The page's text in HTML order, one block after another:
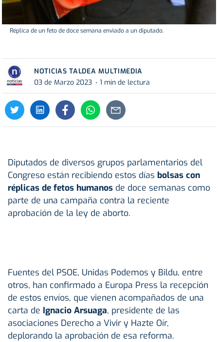
Réplica de un feto de doce semana enviado a un diputado.
NOTICIAS TALDEA MULTIMEDIA
03 de Marzo 2023
1 min de lectura
Diputados de diversos grupos parlamentarios del
Congreso están recibiendo estos días bolsas con
réplicas de fetos humanos de doce semanas como
parte de una campaña contra la reciente
aprobación de la ley de aborto.
Fuentes del PSOE, Unidas Podemos y Bildu, entre
otros, han confirmado a Europa Press la recepción
de estos envíos, que vienen acompañados de una
carta de Ignacio Arsuaga, presidente de las
asociaciones Derecho a Vivir y Hazte Oír,
deplorando la aprobación de esa reforma.